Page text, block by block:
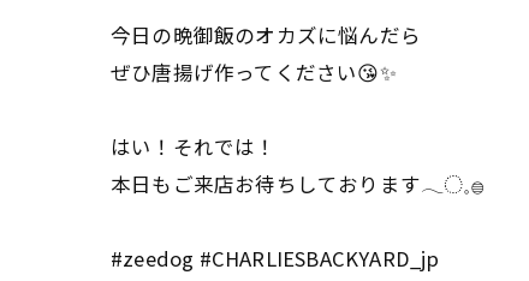
今日の晩御飯のオカズに悩んだら
ぜひ唐揚げ作ってください😘✨
はい！それでは！
本日もご来店お待ちしております𓂃◌𓈒𓐍
#zeedog #CHARLIESBACKYARD_jp